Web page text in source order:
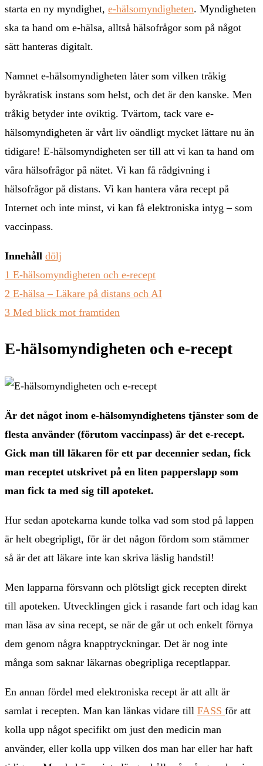
starta en ny myndighet, e-hälsomyndigheten. Myndigheten
ska ta hand om e-hälsa, alltså hälsofrågor som på något
sätt hanteras digitalt.
Namnet e-hälsomyndigheten låter som vilken tråkig
byråkratisk instans som helst, och det är den kanske. Men
tråkig betyder inte oviktig. Tvärtom, tack vare e-
hälsomyndigheten är vårt liv oändligt mycket lättare nu än
tidigare! E-hälsomyndigheten ser till att vi kan ta hand om
våra hälsofrågor på nätet. Vi kan få rådgivning i
hälsofrågor på distans. Vi kan hantera våra recept på
Internet och inte minst, vi kan få elektroniska intyg – som
vaccinpass.
Innehåll dölj
1 E-hälsomyndigheten och e-recept
2 E-hälsa – Läkare på distans och AI
3 Med blick mot framtiden
E-hälsomyndigheten och e-recept
Är det något inom e-hälsomyndighetens tjänster som de
flesta använder (förutom vaccinpass) är det e-recept.
Gick man till läkaren för ett par decennier sedan, fick
man receptet utskrivet på en liten papperslapp som
man fick ta med sig till apoteket.
Hur sedan apotekarna kunde tolka vad som stod på lappen
är helt obegripligt, för är det någon fördom som stämmer
så är det att läkare inte kan skriva läslig handstil!
Men lapparna försvann och plötsligt gick recepten direkt
till apoteken. Utvecklingen gick i rasande fart och idag kan
man läsa av sina recept, se när de går ut och enkelt förnya
dem genom några knapptryckningar. Det är nog inte
många som saknar läkarnas obegripliga receptlappar.
En annan fördel med elektroniska recept är att allt är
samlat i recepten. Man kan länkas vidare till FASS för att
kolla upp något specifikt om just den medicin man
använder, eller kolla upp vilken dos man har eller har haft